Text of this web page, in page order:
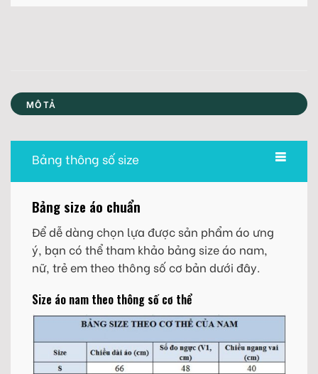
MÔ TẢ
Bảng thông số size
Bảng size áo chuẩn
Để dễ dàng chọn lựa được sản phẩm áo ưng
ý, bạn có thể tham khảo bảng size áo nam,
nữ, trẻ em theo thông số cơ bản dưới đây.
Size áo nam theo thông số cơ thể